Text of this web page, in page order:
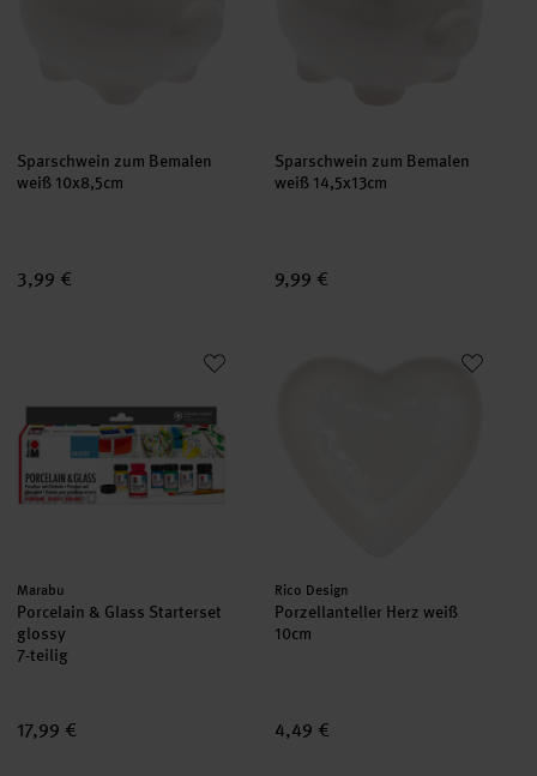
Sparschwein zum Bemalen
weiß 10x8,5cm
3,99 €
Sparschwein zum Bemalen
weiß 14,5x13cm
9,99 €
Porcelain & Glass Starterset glossy
Hersteller:
Marabu
Porcelain & Glass Starterset
glossy
7-teilig
17,99 €
Porzellanteller Herz weiß 10cm
Hersteller:
Rico Design
Porzellanteller Herz weiß
10cm
4,49 €